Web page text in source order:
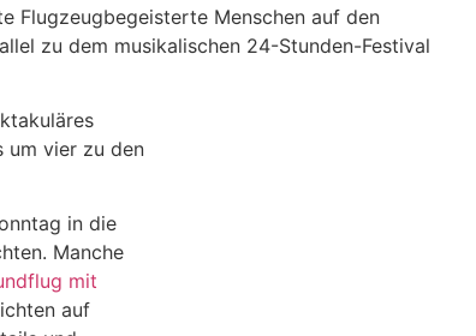
Flugzeugbegeisterte Menschen auf den
zu dem musikalischen 24-Stunden-Festival
um vier zu den
in die
Manche
mit
auf